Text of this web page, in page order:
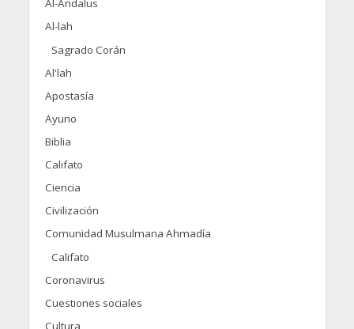
Al-Andalus
Al-lah
Sagrado Corán
Al'lah
Apostasía
Ayuno
Biblia
Califato
Ciencia
Civilización
Comunidad Musulmana Ahmadía
Califato
Coronavirus
Cuestiones sociales
Cultura